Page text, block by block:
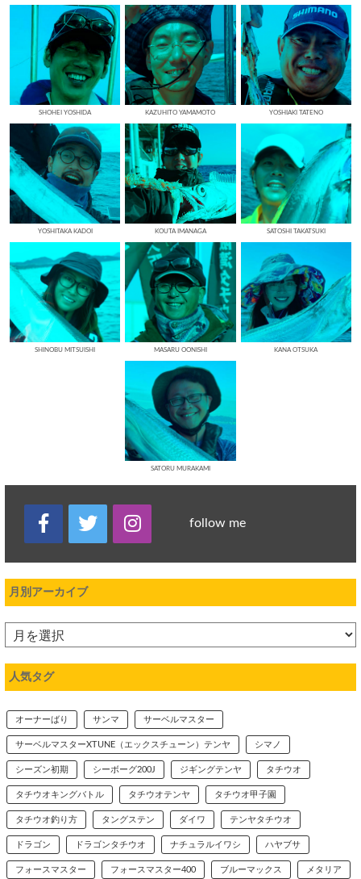
SHOHEI YOSHIDA KAZUHITO YAMAMOTO YOSHIAKI TATENO
YOSHITAKA KADOI KOUTA IMANAGA SATOSHI TAKATSUKI
SHINOBU MITSUISHI MASARU OONISHI KANA OTSUKA
SATORU MURAKAMI
follow me
月別アーカイブ
人気タグ
オーナーばり サンマ サーベルマスター
サーベルマスターXTUNE（エックスチューン）テンヤ シマノ
シーズン初期 シーボーグ200J ジギングテンヤ タチウオ
タチウオキングバトル タチウオテンヤ タチウオ甲子園
タチウオ釣り方 タングステン ダイワ テンヤタチウオ
ドラゴン ドラゴンタチウオ ナチュラルイワシ ハヤブサ
フォースマスター フォースマスター400 ブルーマックス メタリア